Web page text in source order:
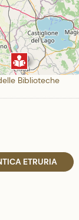
Biblioteche
ETRURIA